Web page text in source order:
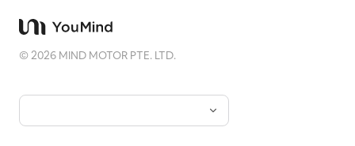
©2026 MIND MOTOR PTE. LTD.